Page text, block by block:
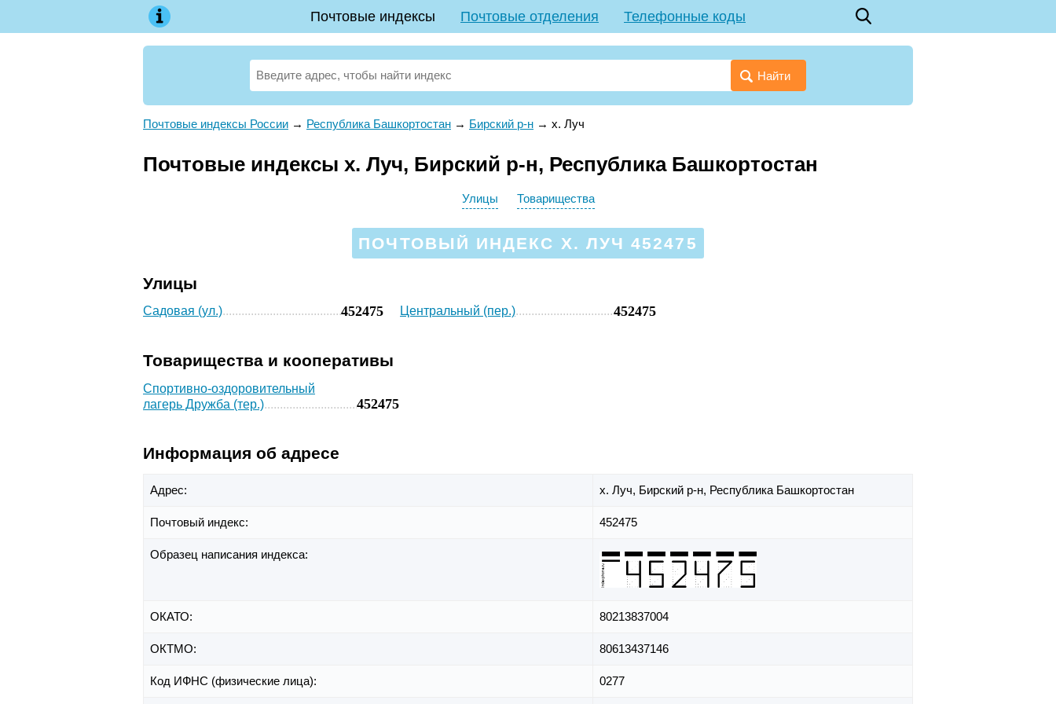
Почтовые индексы Почтовые отделения Телефонные коды
Найти
Почтовые индексы России → Республика Башкортостан → Бирский р-н → х. Луч
Почтовые индексы х. Луч, Бирский р-н, Республика Башкортостан
Улицы Товарищества
ПОЧТОВЫЙ ИНДЕКС Х. ЛУЧ 452475
Улицы
Садовая (ул.) 452475 Центральный (пер.) 452475
Товарищества и кооперативы
Спортивно-оздоровительный
лагерь Дружба (тер.)
452475
Информация об адресе
Адрес: х. Луч, Бирский р-н, Республика Башкортостан
Почтовый индекс: 452475
Образец написания индекса:
ОКАТО: 80213837004
ОКТМО: 80613437146
Код ИФНС (физические лица): 0277